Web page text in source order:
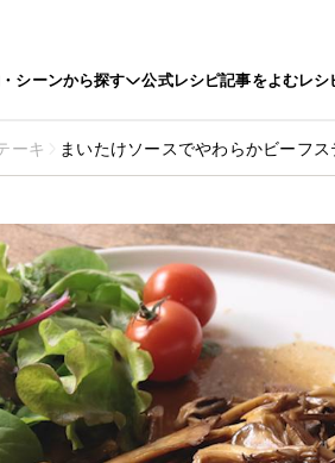
シーンから探す 公式レシピ記事をよむレシ
ーキ まいたけソースでやわらかビーフス